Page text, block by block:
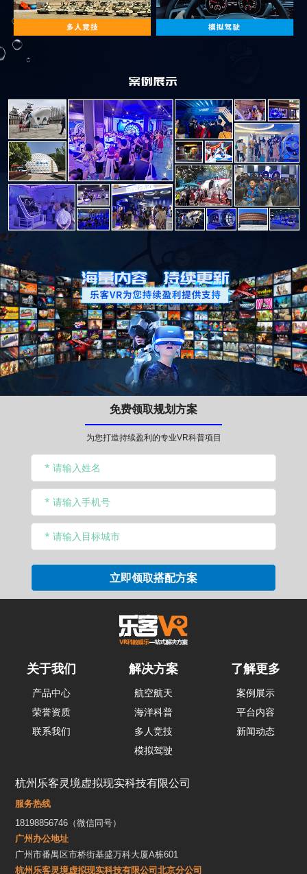
免费领取规划方案
为您打造持续盈利的专业VR科普项目
关于我们
产品中心
荣誉资质
联系我们
解决方案
航空航天
海洋科普
多人竞技
模拟驾驶
了解更多
案例展示
平台内容
新闻动态
杭州乐客灵境虚拟现实科技有限公司
服务热线
18198856746（微信同号）
广州办公地址
广州市番禺区市桥街基盛万科大厦A栋601
杭州乐客灵境虚拟现实科技有限公司北京分公司